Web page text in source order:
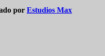
por Estudios Max